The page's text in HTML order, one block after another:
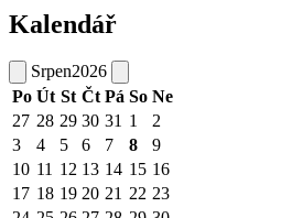
Kalendář
Srpen2026
Po Út St Čt Pá So Ne
27 28 29 30 31 1
2
3
4 5 6 7 8
9
10 11 12 13 14 15 16
17 18 19 20 21 22 23